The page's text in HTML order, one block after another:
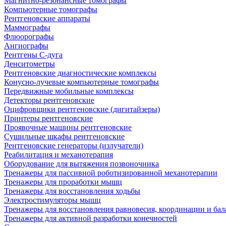
Компьютерные томографы
Рентгеновские аппараты
Маммографы
Флюорографы
Ангиографы
Рентгены С-дуга
Денситометры
Рентгеновские диагностические комплексы
Конусно-лучевые компьютерные томографы
Передвижные мобильные комплексы
Детекторы рентгеновские
Оцифровщики рентгеновские (дигитайзеры)
Принтеры рентгеновские
Проявочные машины рентгеновские
Сушильные шкафы рентгеновские
Рентгеновские генераторы (излучатели)
Реабилитация и механотерапия
Оборудование для вытяжения позвоночника
Тренажеры для пассивной роботизированной механотерапии
Тренажеры для проработки мышц
Тренажеры для восстановления ходьбы
Электростимуляторы мышц
Тренажеры для восстановления равновесия, координации и
Тренажеры для активной разработки конечностей